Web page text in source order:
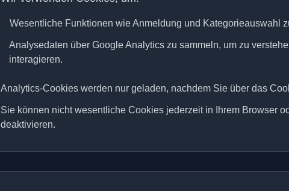
Wesentliche Funktionen wie Anmeldung und Kategorieauswahl
Analysedaten über Google Analytics zu sammeln, um zu
interagieren.
Analytics-Cookies werden nur geladen, nachdem Sie über das
Sie können nicht wesentliche Cookies jederzeit in Ihrem Browser
deaktivieren.